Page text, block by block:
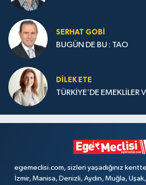
SERHAT GOBİ
BUGÜN DE BU : TAO
DILEK ETE
TÜRKİYE’DE EMEKLİLER
egemeclisi.com, sizleri yaşadığınız
İzmir, Manisa, Denizli, Aydın, Muğla,